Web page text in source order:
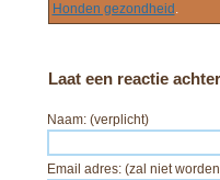
Honden gezondheid .
Laat een reactie achter
Naam: (verplicht)
Email adres: (zal niet